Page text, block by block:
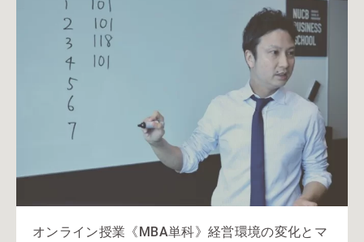
オンライン授業《MBA単科》経営環境の変化とマ